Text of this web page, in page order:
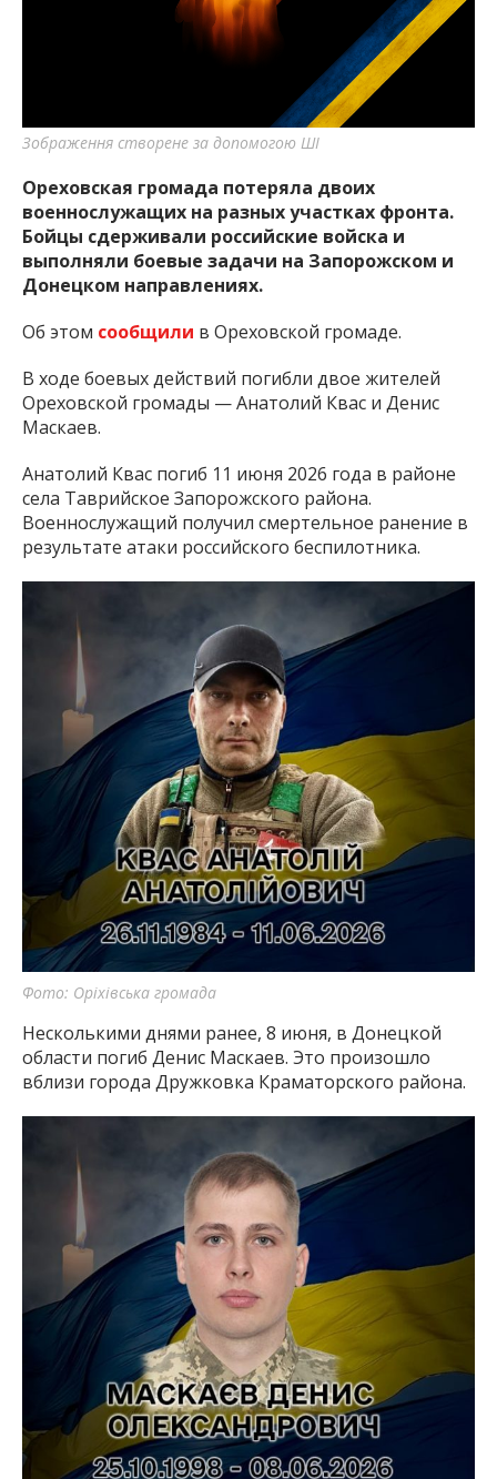
важную информацию о событиях
города Запорожья и области.
Зображення створене за допомогою ШІ
Ореховская громада потеряла двоих
военнослужащих на разных участках фронта.
Бойцы сдерживали российские войска и
выполняли боевые задачи на Запорожском и
Донецком направлениях.
Об этом сообщили в Ореховской громаде.
В ходе боевых действий погибли двое жителей
Ореховской громады — Анатолий Квас и Денис
Маскаев.
Анатолий Квас погиб 11 июня 2026 года в районе
села Таврийское Запорожского района.
Военнослужащий получил смертельное ранение в
результате атаки российского беспилотника.
Фото: Оріхівська громада
Несколькими днями ранее, 8 июня, в Донецкой
области погиб Денис Маскаев. Это произошло
вблизи города Дружковка Краматорского района.